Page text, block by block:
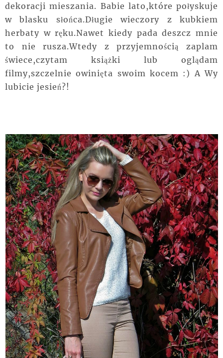
dekoracji mieszania. Babie lato,które połyskuje
w blasku słońca.Długie wieczory z kubkiem
herbaty w ręku.Nawet kiedy pada deszcz mnie
to nie rusza.Wtedy z przyjemnością zaplam
świece,czytam książki lub oglądam
filmy,szczelnie owinięta swoim kocem :) A Wy
lubicie jesień?!